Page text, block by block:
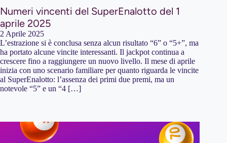
Numeri vincenti del SuperEnalotto del 1
aprile 2025
2 Aprile 2025
L’estrazione si è conclusa senza alcun risultato “6” o “5+”, ma
ha portato alcune vincite interessanti. Il jackpot continua a
crescere fino a raggiungere un nuovo livello. Il mese di aprile
inizia con uno scenario familiare per quanto riguarda le vincite
al SuperEnalotto: l’assenza dei primi due premi, ma un
notevole “5” e un “4 […]